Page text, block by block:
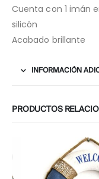
Cuenta con 1 imán
silicón
Acabado brillante
INFORMACIÓN
PRODUCTOS